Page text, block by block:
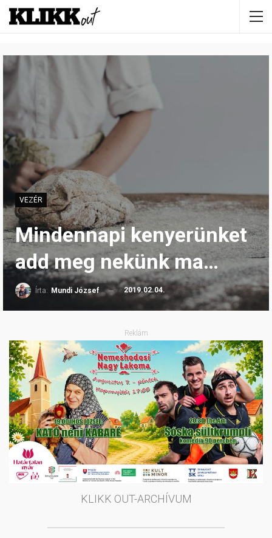
VEZÉR
Mindennapi kenyerünket
add meg nekünk ma…
Írta: Mundi József 2019.02.04.
Reklám
KLIKK OUT-ARCHÍVUM